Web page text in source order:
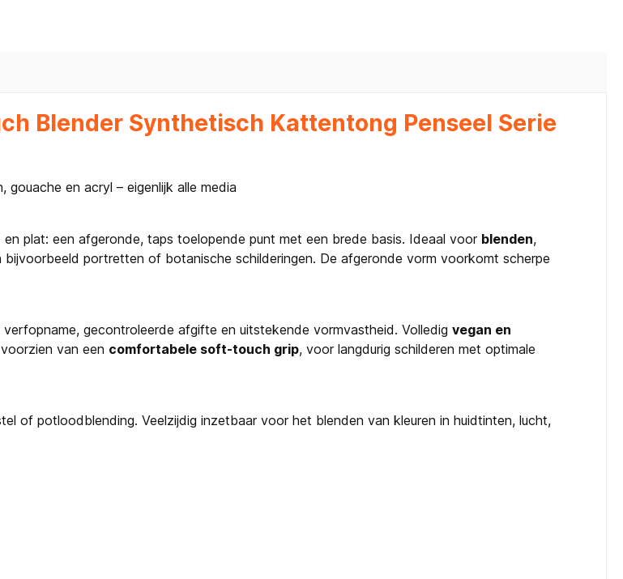
Blender Synthetisch Kattentong Penseel Serie
en acryl – eigenlijk alle media
plat: een afgeronde, taps toelopende punt met een brede basis. Ideaal voor blenden,
bijvoorbeeld portretten of botanische schilderingen. De afgeronde vorm voorkomt scherpe
verfopname, gecontroleerde afgifte en uitstekende vormvastheid. Volledig vegan en
van een comfortabele soft-touch grip, voor langdurig schilderen met optimale
of potloodblending. Veelzijdig inzetbaar voor het blenden van kleuren in huidtinten, lucht,